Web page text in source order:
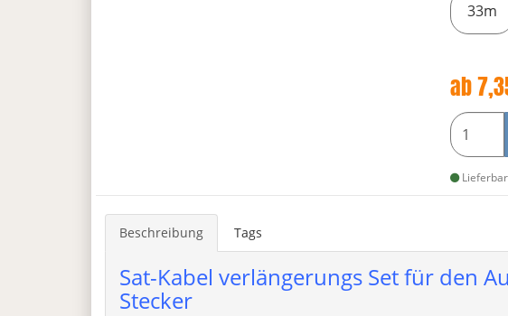
33m
ab
Lieferbar
Beschreibung Tags
Sat-Kabel verlängerungs Set für den
Stecker